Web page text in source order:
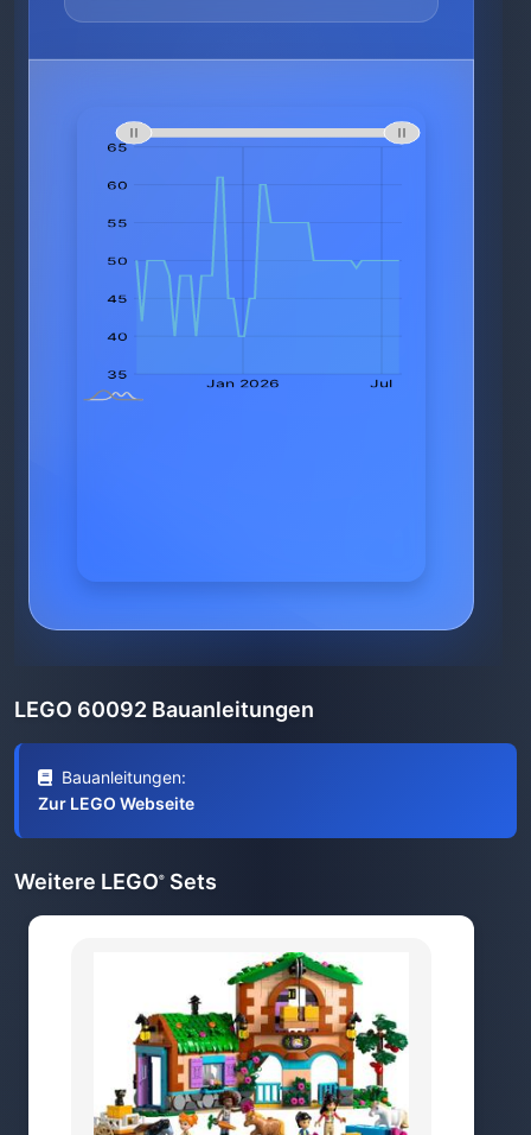
LEGO 60092 Bauanleitungen
Bauanleitungen:
Zur LEGO Webseite
Weitere LEGO® Sets